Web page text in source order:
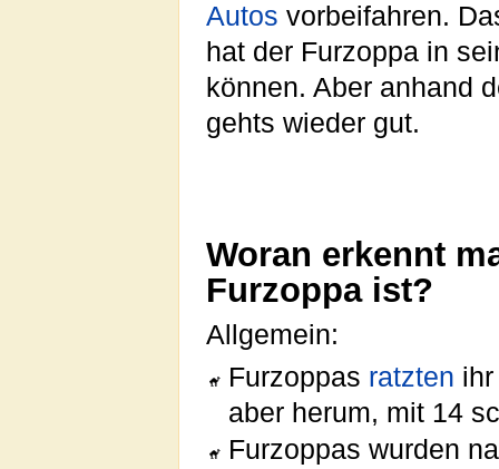
Autos vorbeifahren.
hat der Furzoppa in
können. Aber anhand
gehts wieder gut.
Woran erkennt
Furzoppa ist?
Allgemein:
Furzoppas ratzten
aber herum, mit 14
Furzoppas wurden